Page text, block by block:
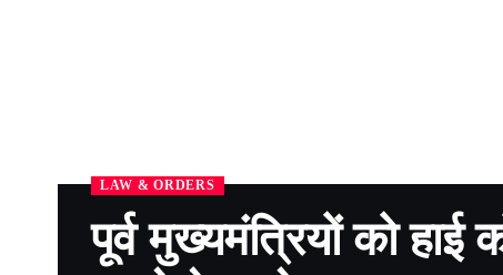
LAW & ORDERS
पूर्व मुख्यमंत्रियों को हाई